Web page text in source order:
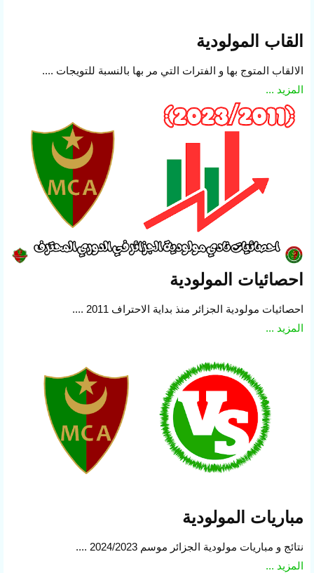
القاب المولودية
الالقاب المتوج بها و الفترات التي مر بها بالنسبة للتويجات ....
المزيد ...
احصائيات المولودية
احصائيات مولودية الجزائر منذ بداية الاحتراف 2011 ....
المزيد ...
مباريات المولودية
نتائج و مباريات مولودية الجزائر موسم 2024/2023 ....
المزيد ...